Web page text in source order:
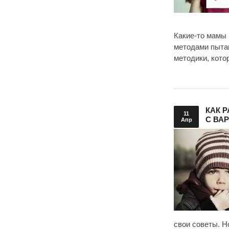
Какие-то мамы
методами
методики,
11
Апр
КАК
С
свои советы.